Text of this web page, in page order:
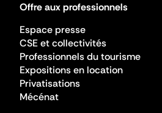
Offre aux professionnels
Espace presse
CSE et collectivités
Professionnels du tourisme
Expositions en location
Privatisations
Mécénat